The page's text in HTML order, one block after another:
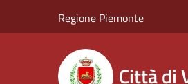
Regione Piemonte
Città di